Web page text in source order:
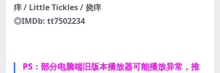
痒 / Little Tickles / 挠痒
◎IMDb: tt7502234
PS：部分电脑端旧版本播放器可能播放异常，推